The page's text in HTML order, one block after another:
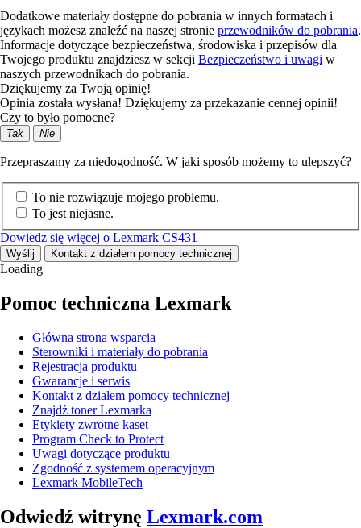
Dodatkowe materiały dostępne do pobrania w innych formatach i
językach możesz znaleźć na naszej stronie przewodników do pobrania.
Informacje dotyczące bezpieczeństwa, środowiska i przepisów dla
Twojego produktu znajdziesz w sekcji Bezpieczeństwo i uwagi w
naszych przewodnikach do pobrania.
Dziękujemy za Twoją opinię!
Opinia została wysłana! Dziękujemy za przekazanie cennej opinii!
Czy to było pomocne?
Tak Nie
Przepraszamy za niedogodność. W jaki sposób możemy to ulepszyć?
To nie rozwiązuje mojego problemu.
To jest niejasne.
Dowiedz się więcej o Lexmark CS431
Wyślij Kontakt z działem pomocy technicznej
Loading
Pomoc techniczna Lexmark
Główna strona wsparcia
Sterowniki i materiały do pobrania
Rejestracja produktu
Gwarancje i serwis
Kontakt z działem pomocy technicznej
Znajdź toner Lexmarka
Etykiety zwrotne kaset
Program Check to Protect
Uwagi dotyczące produktu
Zgodność z systemem operacyjnym
Lexmark MobileTech
Odwiedź witrynę Lexmark.com